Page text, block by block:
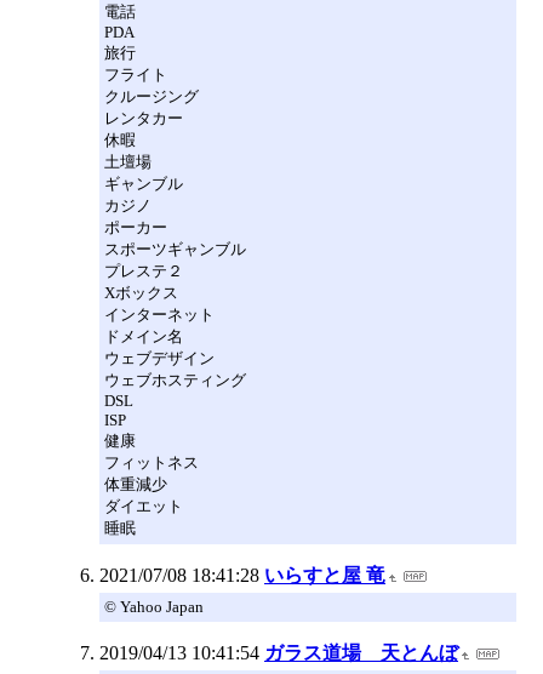
電話
PDA
旅行
フライト
クルージング
レンタカー
休暇
土壇場
ギャンブル
カジノ
ポーカー
スポーツギャンブル
プレステ２
Xボックス
インターネット
ドメイン名
ウェブデザイン
ウェブホスティング
DSL
ISP
健康
フィットネス
体重減少
ダイエット
睡眠
2021/07/08 18:41:28 いらすと屋 竜
© Yahoo Japan
2019/04/13 10:41:54 ガラス道場 天とんぼ